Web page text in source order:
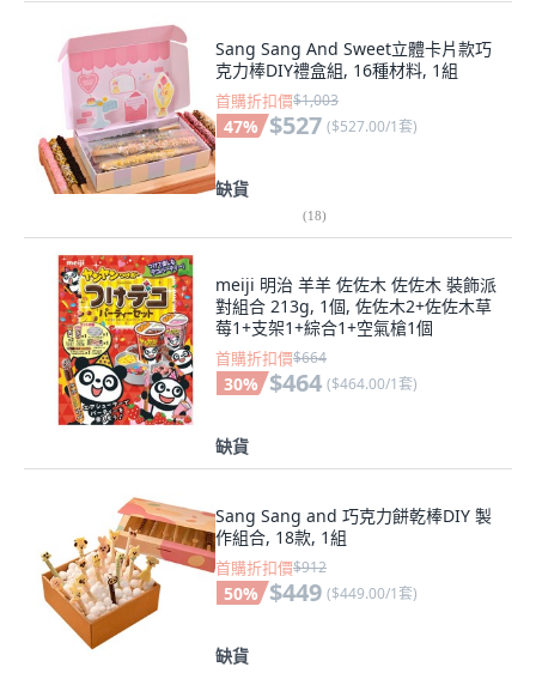
Sang Sang And Sweet立體卡片款巧
克力棒DIY禮盒組, 16種材料, 1組
首購折扣價$1,003
47% $527 ($527.00/1套)
缺貨
(18)
meiji 明治 羊羊 佐佐木 佐佐木 裝飾派
對組合 213g, 1個, 佐佐木2+佐佐木草
莓1+支架1+綜合1+空氣槍1個
首購折扣價$664
30% $464 ($464.00/1套)
缺貨
Sang Sang and 巧克力餅乾棒DIY 製
作組合, 18款, 1組
首購折扣價$912
50% $449 ($449.00/1套)
缺貨